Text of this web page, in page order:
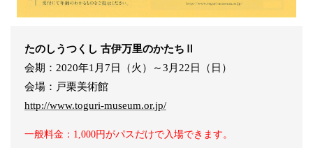
たのしうつくし 古伊万里のかたちⅡ
会期：2020年1月7日（火）～3月22日（日）
会場：戸栗美術館
http://www.toguri-museum.or.jp/
一般料金：1,000円がパスだけで入場できます。